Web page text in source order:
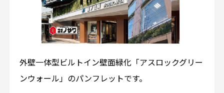
外壁一体型ビルトイン壁面緑化「アスロックグリー
ンウォール」のパンフレットです。